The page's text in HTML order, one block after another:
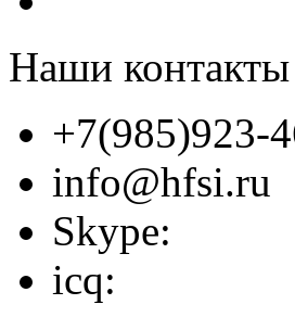
Наши контакты
+7(985)923-
info@hfsi.ru
Skype:
icq: